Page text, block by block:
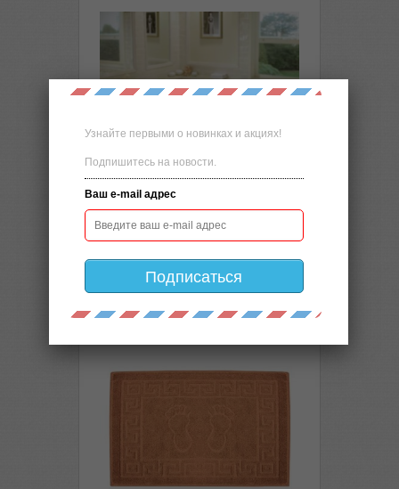
Махровое полотенце "Моно"
Узнайте первыми о новинках и акциях!
Подпишитесь на новости.
Ваш e-mail адрес
Подписаться